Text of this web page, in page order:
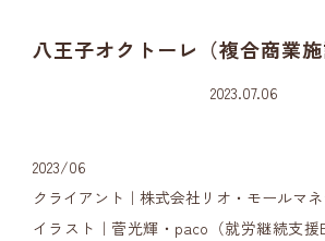
八王子オクトーレ（複合商業施
2023.07.06
2023/06
クライアント｜株式会社リオ・モールマ
イラスト｜菅光輝・paco（就労継続支